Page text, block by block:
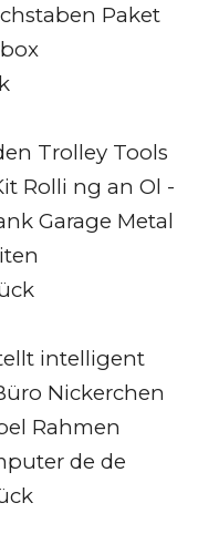
Paket
Trolley Tools
Rolli ng an Ol -
Garage Metal
intelligent
Nickerchen
Rahmen
de de